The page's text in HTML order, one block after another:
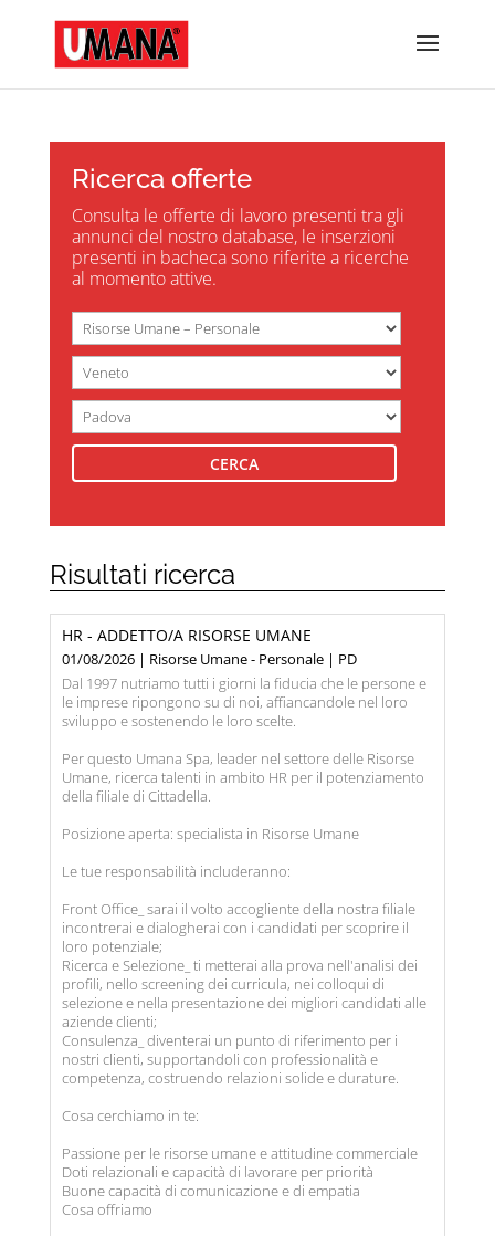
Ricerca offerte
Consulta le offerte di lavoro presenti tra gli
annunci del nostro database, le inserzioni
presenti in bacheca sono riferite a ricerche
al momento attive.
Risultati ricerca
HR - ADDETTO/A RISORSE UMANE
01/08/2026 | Risorse Umane - Personale | PD
Dal 1997 nutriamo tutti i giorni la fiducia che le persone e
le imprese ripongono su di noi, affiancandole nel loro
sviluppo e sostenendo le loro scelte.
Per questo Umana Spa, leader nel settore delle Risorse
Umane, ricerca talenti in ambito HR per il potenziamento
della filiale di Cittadella.
Posizione aperta: specialista in Risorse Umane
Le tue responsabilità includeranno:
Front Office_ sarai il volto accogliente della nostra filiale
incontrerai e dialogherai con i candidati per scoprire il
loro potenziale;
Ricerca e Selezione_ ti metterai alla prova nell'analisi dei
profili, nello screening dei curricula, nei colloqui di
selezione e nella presentazione dei migliori candidati alle
aziende clienti;
Consulenza_ diventerai un punto di riferimento per i
nostri clienti, supportandoli con professionalità e
competenza, costruendo relazioni solide e durature.
Cosa cerchiamo in te:
Passione per le risorse umane e attitudine commerciale
Doti relazionali e capacità di lavorare per priorità
Buone capacità di comunicazione e di empatia
Cosa offriamo